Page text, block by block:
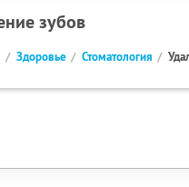
зубов
Здоровье Стоматология